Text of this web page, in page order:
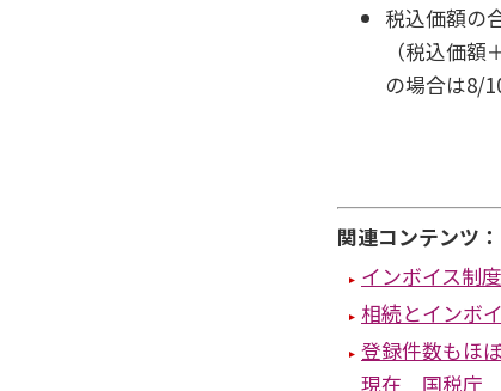
税込価額の
（税込価
の場合は8/
関連コンテンツ：
インボイス制
相続とインボ
登録件数もほ
現在 国税庁